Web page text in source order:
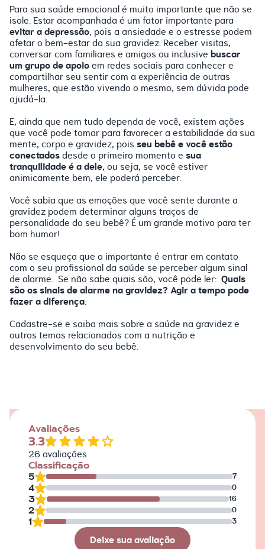
Para sua saúde emocional é muito importante que não se
isole. Estar acompanhada é um fator importante para
evitar a depressão, pois a ansiedade e o estresse podem
afetar o bem-estar da sua gravidez. Receber visitas,
conversar com familiares e amigos ou inclusivebuscar
um grupo de apoioem redes sociais para conhecer e
compartilhar seu sentir com a experiência de outras
mulheres, que estão vivendo o mesmo, sem dúvida pode
ajudá-la.
E, ainda que nem tudo dependa de você, existem ações
que você pode tomar para favorecer a estabilidade da sua
mente, corpo e gravidez, poisseu bebê e você estão
conectadosdesde o primeiro momento esua
tranquilidade é a dele, ou seja, se você estiver
animicamente bem, ele poderá perceber.
Você sabia que as emoções que você sente durante a
gravidez podem determinar alguns traços de
personalidade do seu bebê? É um grande motivo para ter
bom humor!
Não se esqueça que o importante é entrar em contato
com o seu profissional da saúde se perceber algum sinal
de alarme. Se não sabe quais são, você pode ler: Quais
são os sinais de alarme na gravidez? Agir a tempo pode
fazer a diferença.
Cadastre-se e saiba mais sobre a saúde na gravidez e
outros temas relacionados com a nutrição e
desenvolvimento do seu bebê.
Avaliações
3.3
26avaliações
Classificação
5 7
4 0
3 16
2 0
1 3
Deixe sua avaliação